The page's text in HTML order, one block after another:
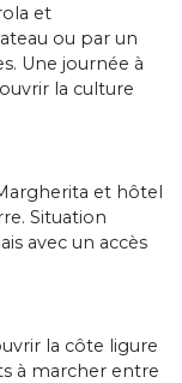
et
ou par un
Une journée à
la culture
et hôtel
Situation
avec un accès
la côte ligure
à marcher entre